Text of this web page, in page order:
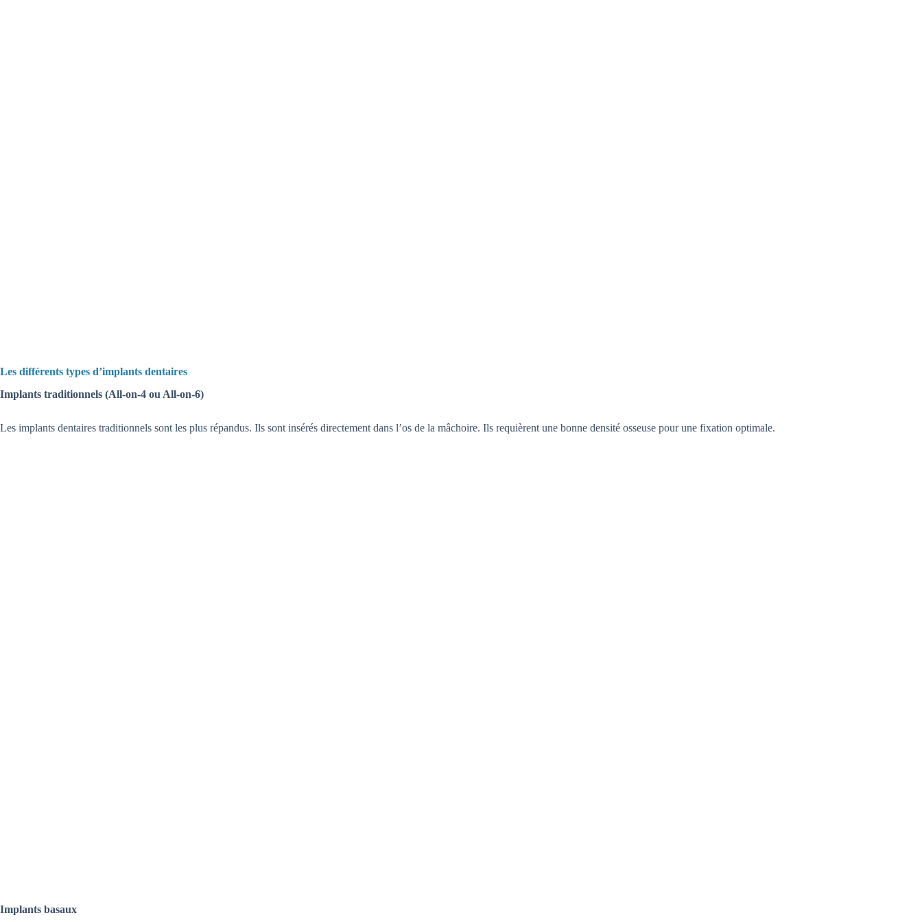
Les différents types d’implants dentaires
Implants traditionnels (All-on-4 ou All-on-6)
Les implants dentaires traditionnels sont les plus répandus. Ils sont insérés directement dans l’os de la mâchoire. Ils requièrent une bonne densité osseuse pour une fixation optimale.
Implants basaux